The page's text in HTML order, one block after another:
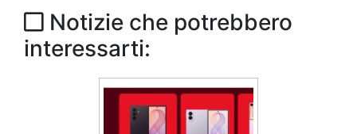
Notizie che potrebbero
interessarti: